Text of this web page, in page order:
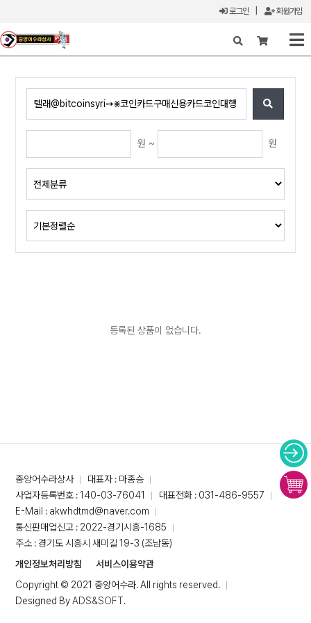
로그인 회원가입
X
원 ~ 원
등록된 상품이 없습니다.
중앙어수라상사
대표자 : 마종승
사업자등록번호 : 140-03-76041
대표전화 : 031-486-9557
E-Mail : akwhdtmd@naver.com
통신판매업신고 : 2022-경기시흥-1685
주소 : 경기도 시흥시 새미길 19-3 (조남동)
개인정보처리방침
서비스이용약관
Copyright © 2021 중앙어수라. All rights reserved.
Designed ByADS&SOFT.